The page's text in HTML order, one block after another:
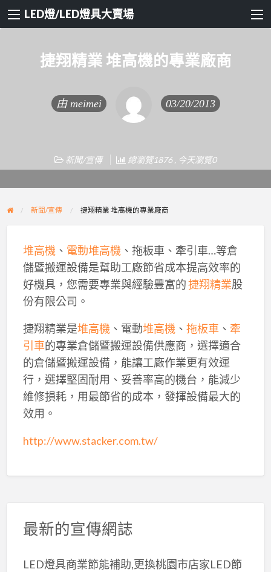
LED燈/LED燈具大賣場
捷翔精業 堆高機的專業廠商
由 meimei 03/20/2013
新聞/宣傳 總瀏覽1876 , 今天瀏覽0
新聞/宣傳 捷翔精業 堆高機的專業廠商
堆高機 、 電動堆高機 、拖板車、牽引車…等倉
儲暨搬運設備是幫助工廠節省成本提高效率的
好機具，您需要專業與經驗豐富的捷翔精業股
份有限公司。
捷翔精業是堆高機 、電動堆高機 、 拖板車、 牽
引車的專業倉儲暨搬運設備供應商，選擇適合
的倉儲暨搬運設備，能讓工廠作業更有效運
行，選擇堅固耐用、妥善率高的機台，能減少
維修損耗，用最節省的成本，發揮設備最大的
效用。
http://www.stacker.com.tw/
最新的宣傳網誌
LED燈具商業節能補助,更換桃園市店家LED節